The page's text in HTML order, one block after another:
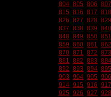
804 805 806 807
815 816 817 818
826 827 828 829
837 838 839 840
848 849 850 851
859 860 861 862
870 871 872 873
881 882 883 884
892 893 894 895
903 904 905 906
914 915 916 917
925 926 927 928